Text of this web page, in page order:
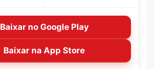
Baixar no Google Play
Baixar na App Store